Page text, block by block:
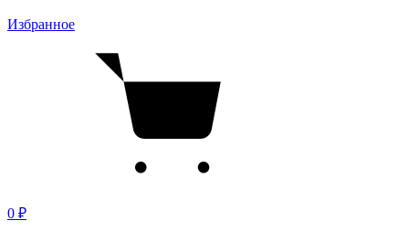
Избранное
0 ₽